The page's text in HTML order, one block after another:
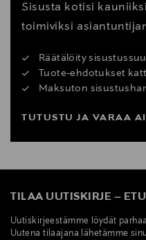
Sisusta kotisi
toimiviksi
Räätälöity
Tuote-ehdotukset
Maksuton
TUTUSTU JA VARAA
TILAA UUTISKIRJE –
Uutiskirjeestämme löydät
Uutena tilaajana lähetämme